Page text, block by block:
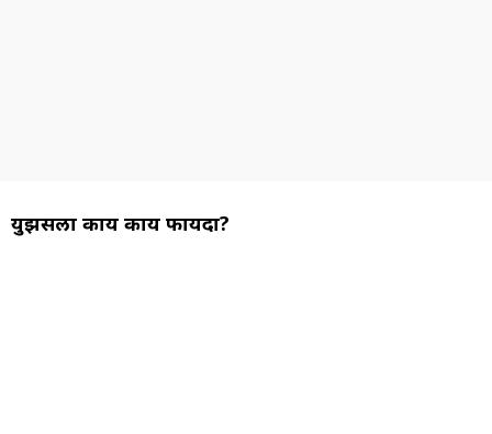
युझर्सला काय काय फायदा?